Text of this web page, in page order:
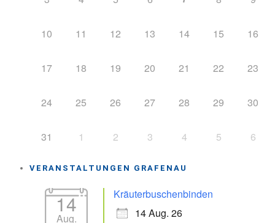
10 11 12 13 14 15 16
17 18 19 20 21 22 23
24 25 26 27 28 29 30
31 1 2 3 4 5 6
VERANSTALTUNGEN GRAFENAU
14
Aug.
Kräuterbuschenbinden
14 Aug. 26